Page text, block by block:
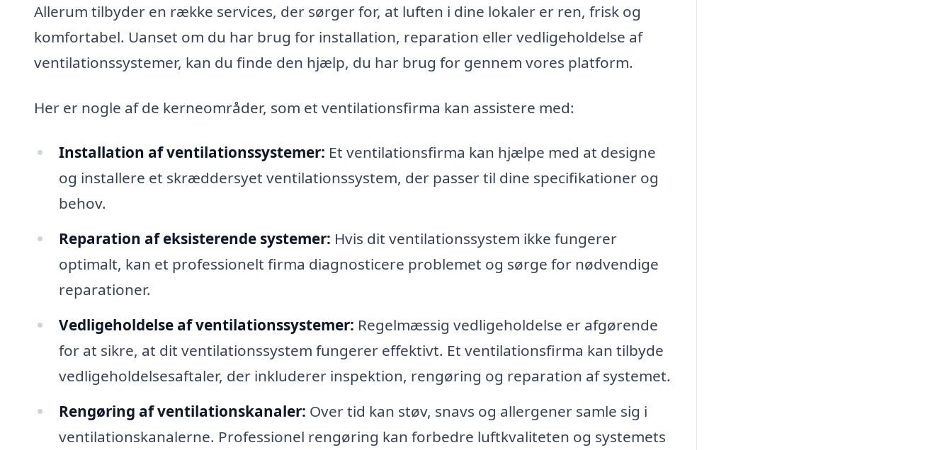
Allerum tilbyder en række services, der sørger for, at luften i dine lokaler er ren, frisk og
komfortabel. Uanset om du har brug for installation, reparation eller vedligeholdelse af
ventilationssystemer, kan du finde den hjælp, du har brug for gennem vores platform.
Her er nogle af de kerneområder, som et ventilationsfirma kan assistere med:
Installation af ventilationssystemer: Et ventilationsfirma kan hjælpe med at designe
og installere et skræddersyet ventilationssystem, der passer til dine specifikationer og
behov.
Reparation af eksisterende systemer: Hvis dit ventilationssystem ikke fungerer
optimalt, kan et professionelt firma diagnosticere problemet og sørge for nødvendige
reparationer.
Vedligeholdelse af ventilationssystemer: Regelmæssig vedligeholdelse er afgørende
for at sikre, at dit ventilationssystem fungerer effektivt. Et ventilationsfirma kan tilbyde
vedligeholdelsesaftaler, der inkluderer inspektion, rengøring og reparation af systemet.
Rengøring af ventilationskanaler: Over tid kan støv, snavs og allergener samle sig i
ventilationskanalerne. Professionel rengøring kan forbedre luftkvaliteten og systemets